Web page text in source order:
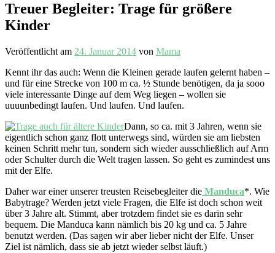
Treuer Begleiter: Trage für größere
Kinder
Veröffentlicht am 24. Januar 2014 von Mama
Kennt ihr das auch: Wenn die Kleinen gerade laufen gelernt haben –
und für eine Strecke von 100 m ca. ½ Stunde benötigen, da ja sooo
viele interessante Dinge auf dem Weg liegen – wollen sie
uuuunbedingt laufen. Und laufen. Und laufen.
Dann, so ca. mit 3 Jahren, wenn sie
eigentlich schon ganz flott unterwegs sind, würden sie am liebsten
keinen Schritt mehr tun, sondern sich wieder ausschließlich auf Arm
oder Schulter durch die Welt tragen lassen. So geht es zumindest uns
mit der Elfe.
Daher war einer unserer treusten Reisebegleiter die Manduca*. Wie
Babytrage? Werden jetzt viele Fragen, die Elfe ist doch schon weit
über 3 Jahre alt. Stimmt, aber trotzdem findet sie es darin sehr
bequem. Die Manduca kann nämlich bis 20 kg und ca. 5 Jahre
benutzt werden. (Das sagen wir aber lieber nicht der Elfe. Unser
Ziel ist nämlich, dass sie ab jetzt wieder selbst läuft.)